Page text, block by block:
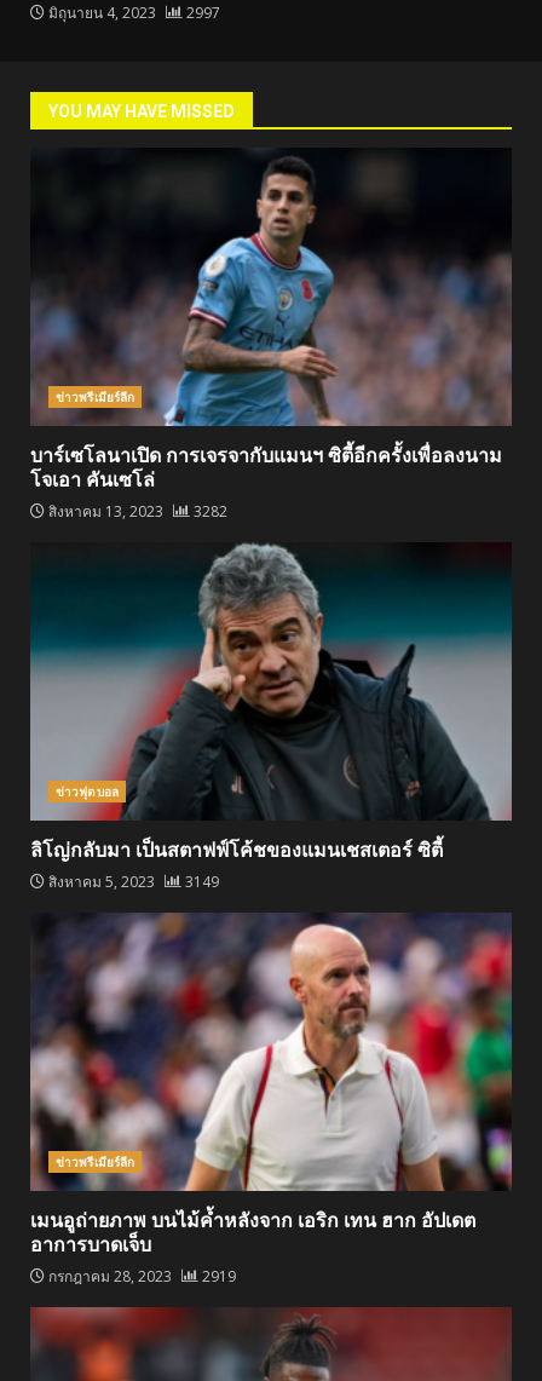
มิถุนายน 4, 2023 2997
YOU MAY HAVE MISSED
ข่าวพรีเมียร์ลีก
บาร์เซโลนาเปิด การเจรจากับแมนฯ ซิตี้อีกครั้งเพื่อลงนาม
โจเอา คันเซโล่
สิงหาคม 13, 2023 3282
ข่าวฟุตบอล
ลิโญ่กลับมา เป็นสตาฟฟ์โค้ชของแมนเชสเตอร์ ซิตี้
สิงหาคม 5, 2023 3149
ข่าวพรีเมียร์ลีก
เมนอูถ่ายภาพ บนไม้ค้ำหลังจาก เอริก เทน ฮาก อัปเดต
อาการบาดเจ็บ
กรกฎาคม 28, 2023 2919